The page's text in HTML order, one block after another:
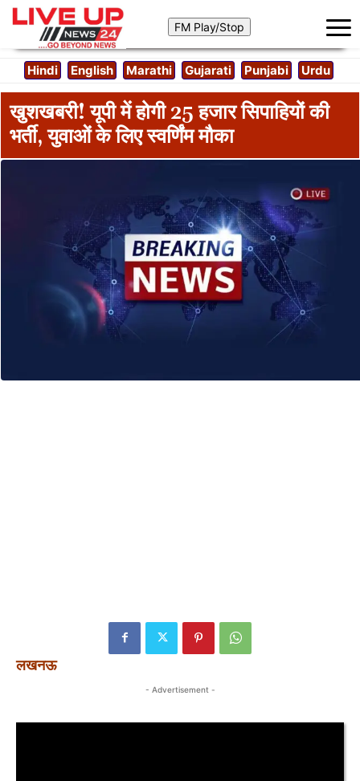
Hindi English Marathi Gujarati Punjabi Urdu
खुशखबरी! यूपी में होगी 25 हजार सिपाहियों की
भर्ती, युवाओं के लिए स्वर्णिंम मौका
लखनऊ
- Advertisement -